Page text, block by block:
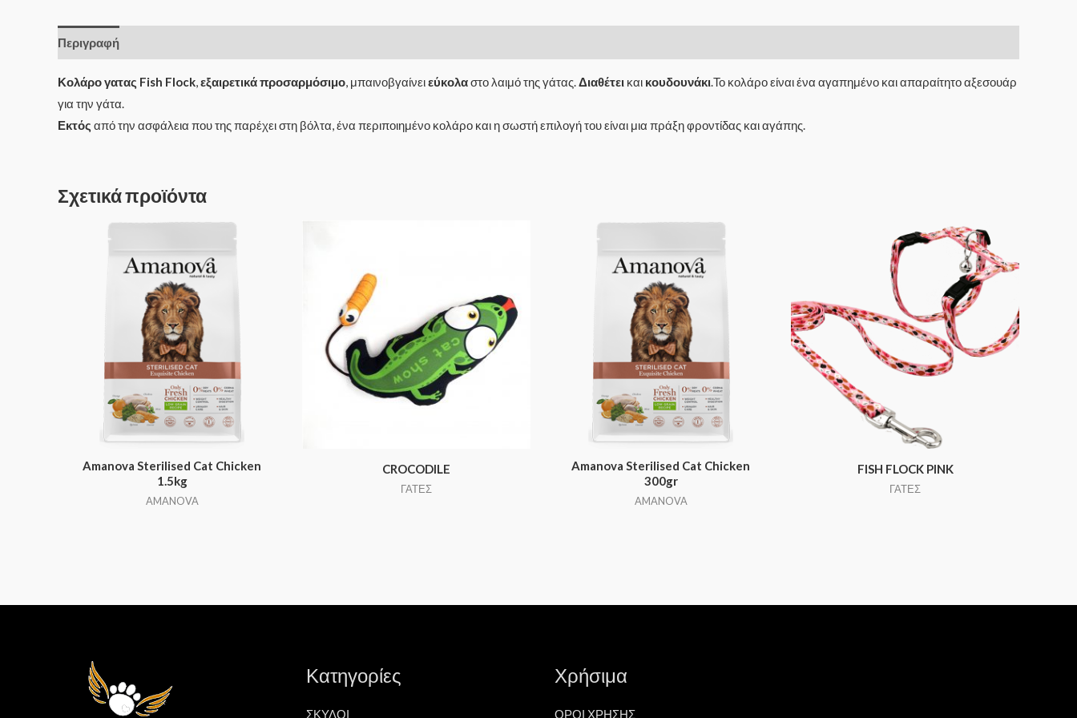
Περιγραφή
Κολάρο γατας Fish Flock,εξαιρετικά προσαρμόσιμο, μπαινοβγαίνειεύκολαστο λαιμό της γάτας.Διαθέτει και κουδουνάκι.Το κολάρο είναι ένα αγαπημένο και απαραίτητο αξεσουάρ
για την γάτα.
Εκτός από την ασφάλεια που της παρέχει στη βόλτα, ένα περιποιημένο κολάρο και η σωστή επιλογή του είναι μια πράξη φροντίδας και αγάπης.
Σχετικά προϊόντα
Amanova Sterilised Cat Chicken
1.5kg
AMANOVA
CROCODILE
ΓΑΤΕΣ
Amanova Sterilised Cat Chicken
300gr
AMANOVA
FISH FLOCK PINK
ΓΑΤΕΣ
Κατηγορίες
ΣΚΥΛΟΙ
Χρήσιμα
ΟΡΟΙ ΧΡΗΣΗΣ